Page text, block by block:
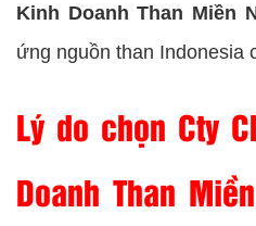
Kinh Doanh Than Miền
ứng nguồn than Indonesia
Lý do chọn Cty
Doanh Than